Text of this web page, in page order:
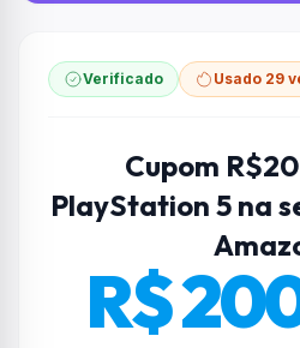
Verificado Usado 29
Cupom
PlayStation 5 na
R$